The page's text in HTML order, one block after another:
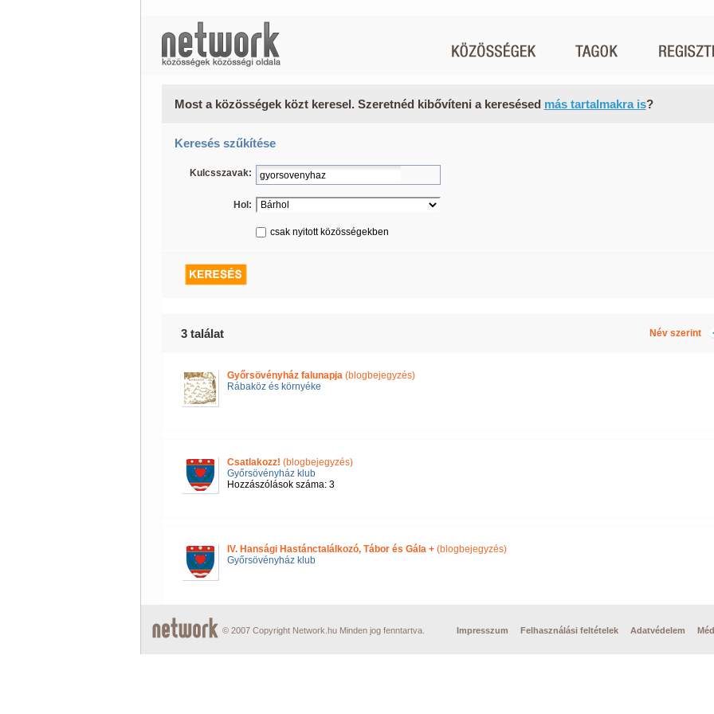
Most a közösségek közt keresel. Szeretnéd kibővíteni a keresésed más tartalmakra is?
Keresés szűkítése
Kulcsszavak:
Hol:
csak nyitott közösségekben
3 találat Név szerint
Győrsövényház falunapja(blogbejegyzés)
Rábaköz és környéke
Csatlakozz! (blogbejegyzés)
Győrsövényház klub
Hozzászólások száma: 3
IV. Hansági Hastánctalálkozó, Tábor és Gála +(blogbejegyzés)
Győrsövényház klub
© 2007 Copyright Network.hu Minden jog fenntartva. Impresszum Felhasználási feltételek Adatvédelem